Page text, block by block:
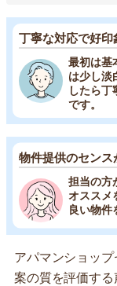
丁寧な対応で好印
最初は基
は少し淡
したら
です。
物件提供のセンス
担当の方
オススメ
良い物件
アパマンショッ
案の質を評価す